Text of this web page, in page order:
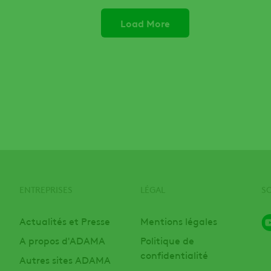
Load More
Actualités et Presse
A propos d'ADAMA
Autres sites ADAMA
Mentions légales
Politique de
confidentialité